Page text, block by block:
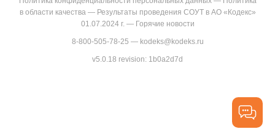
в области качества— Результаты проведения СОУТ в АО «Кодекс»
01.07.2024 г.— Горячие новости
8-800-505-78-25 — kodeks@kodeks.ru
v5.0.18 revision: 1b0a2d7d